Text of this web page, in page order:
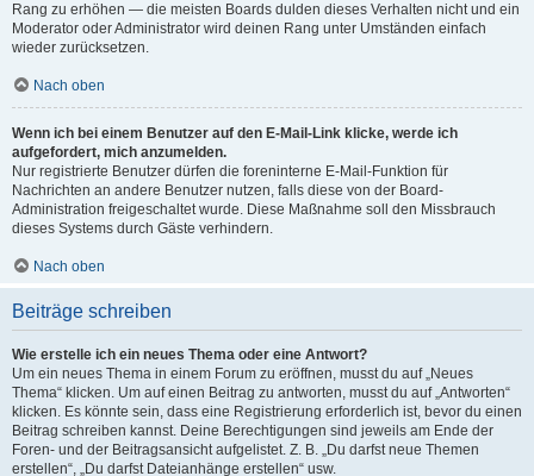
Rang zu erhöhen — die meisten Boards dulden dieses Verhalten nicht und ein
Moderator oder Administrator wird deinen Rang unter Umständen einfach
wieder zurücksetzen.
Nach oben
Wenn ich bei einem Benutzer auf den E-Mail-Link klicke, werde ich
aufgefordert, mich anzumelden.
Nur registrierte Benutzer dürfen die foreninterne E-Mail-Funktion für
Nachrichten an andere Benutzer nutzen, falls diese von der Board-
Administration freigeschaltet wurde. Diese Maßnahme soll den Missbrauch
dieses Systems durch Gäste verhindern.
Nach oben
Beiträge schreiben
Wie erstelle ich ein neues Thema oder eine Antwort?
Um ein neues Thema in einem Forum zu eröffnen, musst du auf „Neues
Thema“ klicken. Um auf einen Beitrag zu antworten, musst du auf „Antworten“
klicken. Es könnte sein, dass eine Registrierung erforderlich ist, bevor du einen
Beitrag schreiben kannst. Deine Berechtigungen sind jeweils am Ende der
Foren- und der Beitragsansicht aufgelistet. Z. B. „Du darfst neue Themen
erstellen“, „Du darfst Dateianhänge erstellen“ usw.